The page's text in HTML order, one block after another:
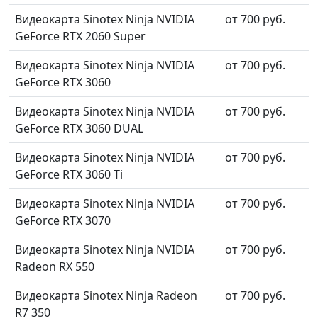
Видеокарта Sinotex Ninja NVIDIA
GeForce RTX 2060 Super
от 700 руб.
Видеокарта Sinotex Ninja NVIDIA
GeForce RTX 3060
от 700 руб.
Видеокарта Sinotex Ninja NVIDIA
GeForce RTX 3060 DUAL
от 700 руб.
Видеокарта Sinotex Ninja NVIDIA
GeForce RTX 3060 Ti
от 700 руб.
Видеокарта Sinotex Ninja NVIDIA
GeForce RTX 3070
от 700 руб.
Видеокарта Sinotex Ninja NVIDIA
Radeon RX 550
от 700 руб.
Видеокарта Sinotex Ninja Radeon
R7 350
от 700 руб.